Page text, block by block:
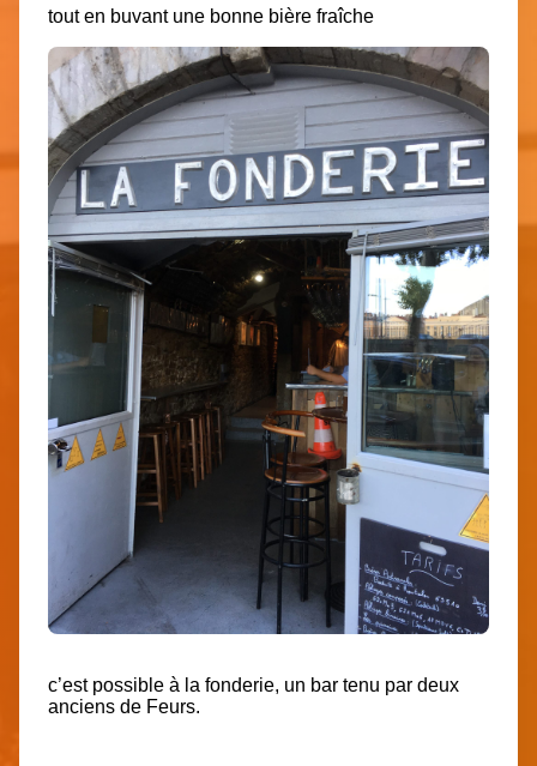
tout en buvant une bonne bière fraîche
c’est possible à la fonderie, un bar tenu par deux
anciens de Feurs.